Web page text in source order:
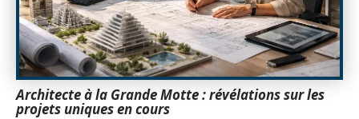
Architecte à la Grande Motte : révélations sur les
projets uniques en cours